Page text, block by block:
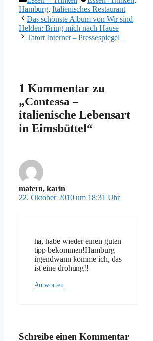
Hamburg, Italienisches Restaurant
Das schönste Album von Wir sind
Helden: Bring mich nach Hause
Tatort Internet – Pressespiegel
1 Kommentar zu
„Contessa –
italienische Lebensart
in Eimsbüttel“
matern, karin
22. Oktober 2010 um 18:31 Uhr
ha, habe wieder einen guten
tipp bekommen!Hamburg
irgendwann komme ich, das
ist eine drohung!!
Antworten
Schreibe einen Kommentar